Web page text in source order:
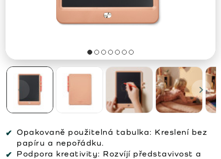
Opakovaně použitelná tabulka: Kreslení bez
papíru a nepořádku.
Podpora kreativity: Rozvíjí představivost a